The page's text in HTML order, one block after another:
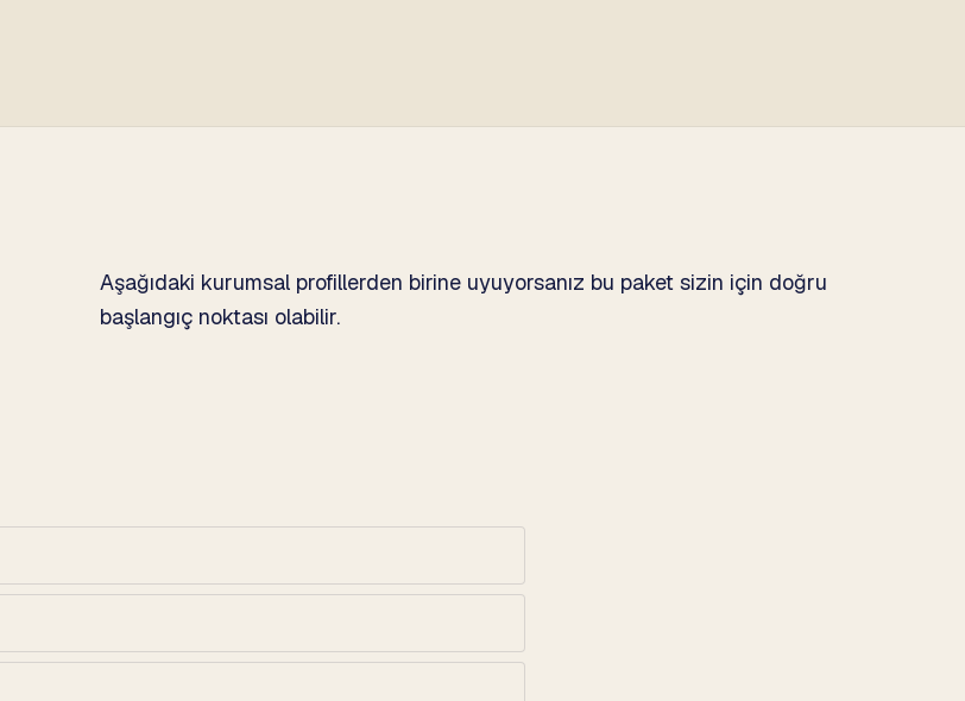
Aşağıdaki kurumsal profillerden birine uyuyorsanız bu paket sizin için doğru
başlangıç noktası olabilir.